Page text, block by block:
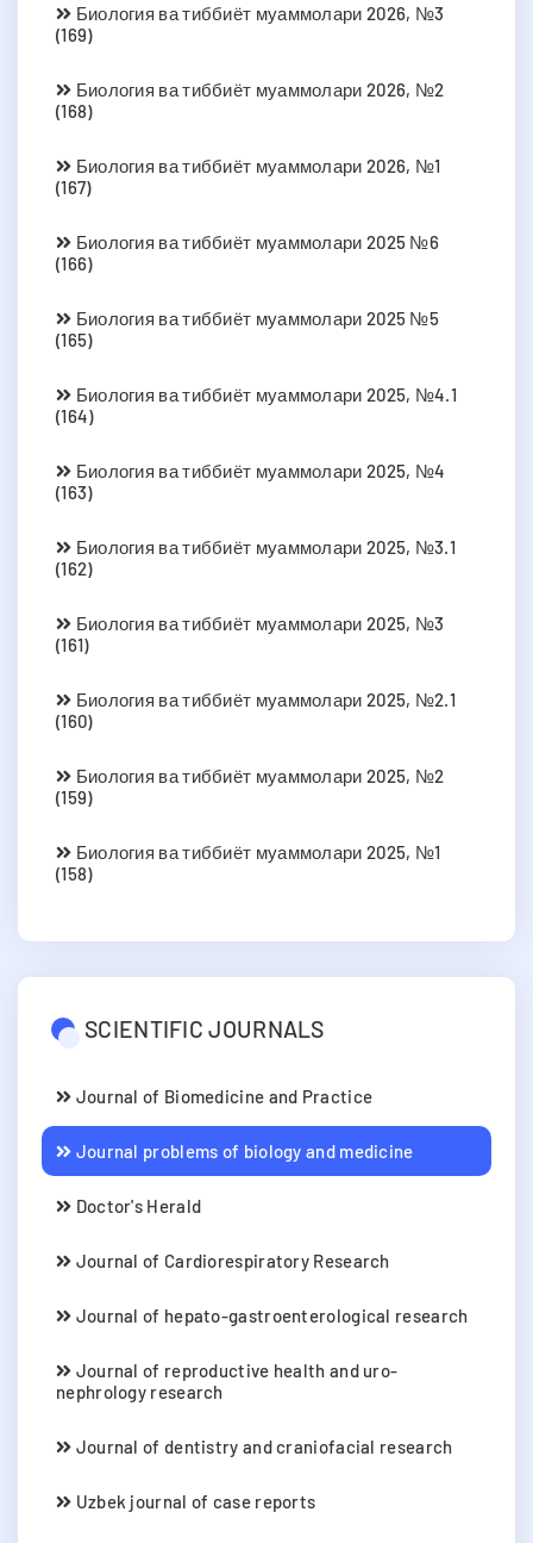
Биология ва тиббиёт муаммолари 2026, №3
(169)
Биология ва тиббиёт муаммолари 2026, №2
(168)
Биология ва тиббиёт муаммолари 2026, №1
(167)
Биология ва тиббиёт муаммолари 2025 №6
(166)
Биология ва тиббиёт муаммолари 2025 №5
(165)
Биология ва тиббиёт муаммолари 2025, №4.1
(164)
Биология ва тиббиёт муаммолари 2025, №4
(163)
Биология ва тиббиёт муаммолари 2025, №3.1
(162)
Биология ва тиббиёт муаммолари 2025, №3
(161)
Биология ва тиббиёт муаммолари 2025, №2.1
(160)
Биология ва тиббиёт муаммолари 2025, №2
(159)
Биология ва тиббиёт муаммолари 2025, №1
(158)
SCIENTIFIC JOURNALS
Journal of Biomedicine and Practice
Journal problems of biology and medicine
Doctor's Herald
Journal of Cardiorespiratory Research
Journal of hepato-gastroenterological research
Journal of reproductive health and uro-
nephrology research
Journal of dentistry and craniofacial research
Uzbek journal of case reports